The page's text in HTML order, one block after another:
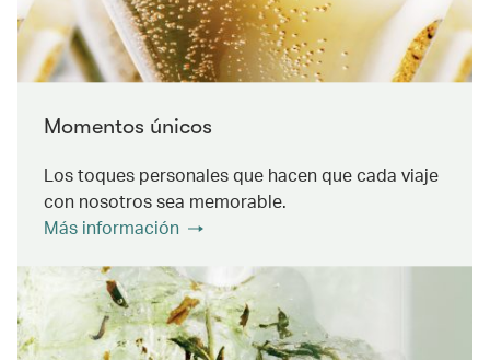
Momentos únicos
Los toques personales que hacen que cada viaje
con nosotros sea memorable.
Más información